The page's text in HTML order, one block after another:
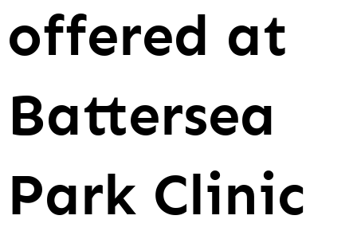
offered at
Battersea
Park Clinic